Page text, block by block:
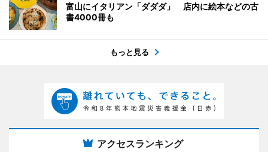
富山にイタリアン「ダダダ」 店内に絵本などの古
書4000冊も
もっと見る
アクセスランキング